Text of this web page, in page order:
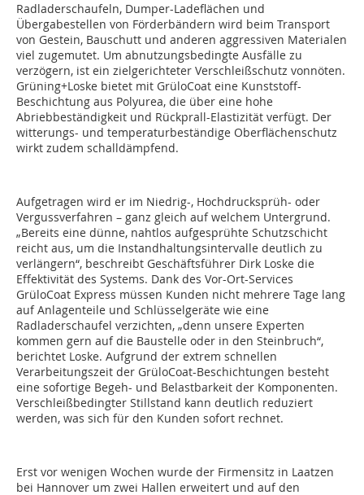
Radladerschaufeln, Dumper-Ladeflächen und
Übergabestellen von Förderbändern wird beim Transport
von Gestein, Bauschutt und anderen aggressiven Materialen
viel zugemutet. Um abnutzungsbedingte Ausfälle zu
verzögern, ist ein zielgerichteter Verschleißschutz vonnöten.
Grüning+Loske bietet mit GrüloCoat eine Kunststoff-
Beschichtung aus Polyurea, die über eine hohe
Abriebbeständigkeit und Rückprall-Elastizität verfügt. Der
witterungs- und temperaturbeständige Oberflächenschutz
wirkt zudem schalldämpfend.
Aufgetragen wird er im Niedrig-, Hochdrucksprüh- oder
Vergussverfahren – ganz gleich auf welchem Untergrund.
„Bereits eine dünne, nahtlos aufgesprühte Schutzschicht
reicht aus, um die Instandhaltungsintervalle deutlich zu
verlängern“, beschreibt Geschäftsführer Dirk Loske die
Effektivität des Systems. Dank des Vor-Ort-Services
GrüloCoat Express müssen Kunden nicht mehrere Tage lang
auf Anlagenteile und Schlüsselgeräte wie eine
Radladerschaufel verzichten, „denn unsere Experten
kommen gern auf die Baustelle oder in den Steinbruch“,
berichtet Loske. Aufgrund der extrem schnellen
Verarbeitungszeit der GrüloCoat-Beschichtungen besteht
eine sofortige Begeh- und Belastbarkeit der Komponenten.
Verschleißbedingter Stillstand kann deutlich reduziert
werden, was sich für den Kunden sofort rechnet.
Erst vor wenigen Wochen wurde der Firmensitz in Laatzen
bei Hannover um zwei Hallen erweitert und auf den